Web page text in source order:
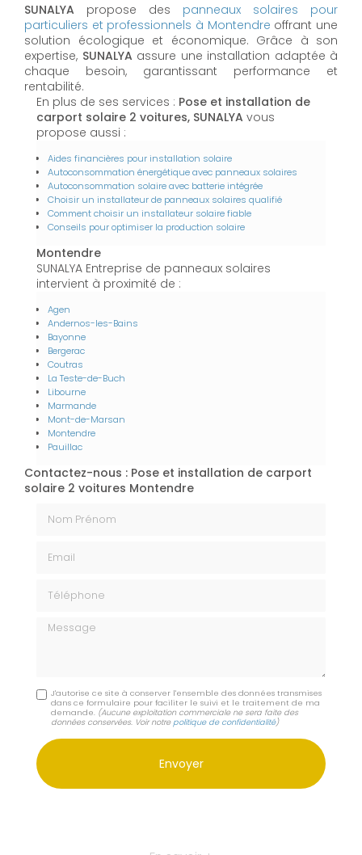
SUNALYA propose des panneaux solaires pour
particuliers et professionnels à Montendre offrant une
solution écologique et économique. Grâce à son
expertise, SUNALYA assure une installation adaptée à
chaque besoin, garantissant performance et
rentabilité.
En plus de ses services : Pose et installation de
carport solaire 2 voitures, SUNALYA vous
propose aussi :
Aides financières pour installation solaire
Autoconsommation énergétique avec panneaux solaires
Autoconsommation solaire avec batterie intégrée
Choisir un installateur de panneaux solaires qualifié
Comment choisir un installateur solaire fiable
Conseils pour optimiser la production solaire
Montendre
SUNALYA Entreprise de panneaux solaires
intervient à proximité de :
Agen
Andernos-les-Bains
Bayonne
Bergerac
Coutras
La Teste-de-Buch
Libourne
Marmande
Mont-de-Marsan
Montendre
Pauillac
Contactez-nous : Pose et installation de carport
solaire 2 voitures Montendre
Message
J'autorise ce site à conserver l'ensemble des données transmises
dans ce formulaire pour faciliter le suivi et le traitement de ma
demande. (Aucune exploitation commerciale ne sera faite des
données conservées. Voir notre politique de confidentialité)